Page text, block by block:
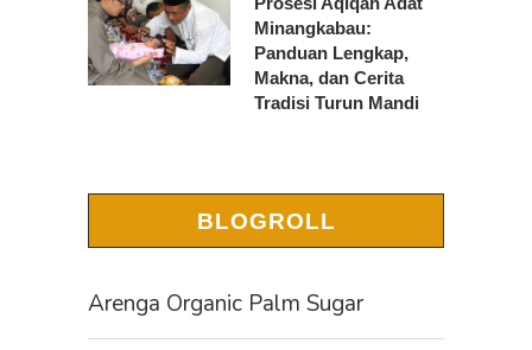
Minangkabau:
Panduan Lengkap,
Makna, dan Cerita
Tradisi Turun Mandi
BLOGROLL
Arenga Organic Palm Sugar